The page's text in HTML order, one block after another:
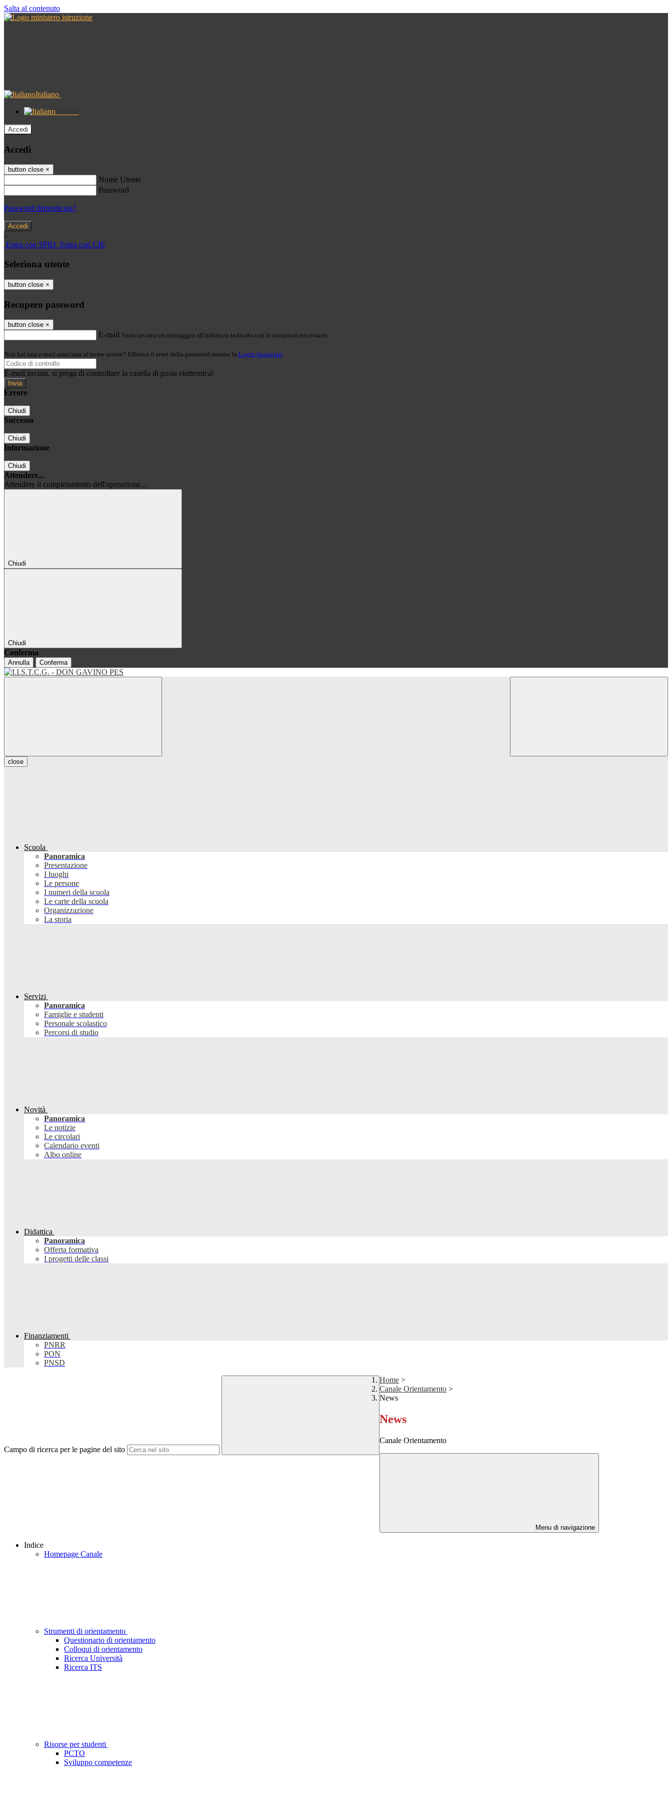
Salta al contenuto
Italiano
Accedi
Accedi
button close ×
Nome Utente
Password
Password dimenticata?
-
Entra con SPID Entra con CIE
Seleziona utente
button close ×
Recupero password
button close ×
E-mail Verrà inviato un messaggio all'indirizzo indicato con le istruzioni necessarie.
Non hai una e-mail associata al nome utente? Effettua il reset della password tramite la Login Spaggiari
E-mail inviata, si prega di controllare la casella di posta elettronica!
Errore
Chiudi
Successo
Chiudi
Informazione
Chiudi
Attendere...
Attendere il completamento dell'operazione...
Chiudi
Chiudi
Conferma
Annulla Conferma
close
Scuola
Panoramica
Presentazione
I luoghi
Le persone
I numeri della scuola
Le carte della scuola
Organizzazione
La storia
Servizi
Panoramica
Famiglie e studenti
Personale scolastico
Percorsi di studio
Novità
Panoramica
Le notizie
Le circolari
Calendario eventi
Albo online
Didattica
Panoramica
Offerta formativa
I progetti delle classi
Finanziamenti
PNRR
PON
PNSD
Campo di ricerca per le pagine del sito
Home >
Canale Orientamento >
News
News
Canale Orientamento
Menu di navigazione
Indice
Homepage Canale
Strumenti di orientamento
Questionario di orientamento
Colloqui di orientamento
Ricerca Università
Ricerca ITS
Risorse per studenti
PCTO
Sviluppo competenze